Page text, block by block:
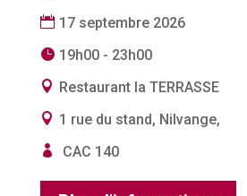
17 septembre 2026
19h00 - 23h00
Restaurant la TERRASSE
1 rue du stand, Nilvange,
CAC 140